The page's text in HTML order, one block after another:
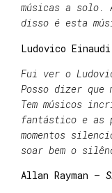
músicas a solo.
disso é esta
Ludovico
Fui ver o
Posso dizer
Tem músicos
fantástico e as
momentos
soar bem o
Allan Rayman –